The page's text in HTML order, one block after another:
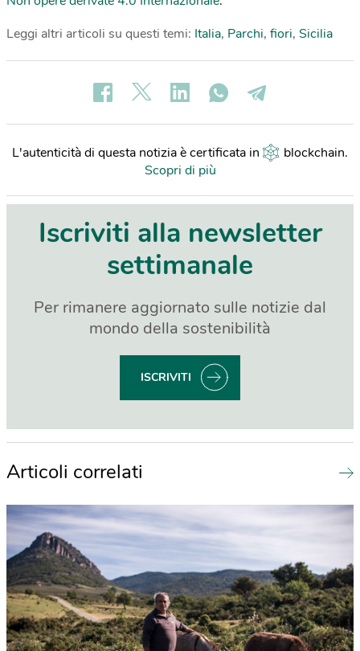
Leggi altri articoli su questi temi: Italia, Parchi, fiori, Sicilia
L'autenticità di questa notizia è certificata in blockchain.
Scopri di più
Iscriviti alla newsletter
settimanale
Per rimanere aggiornato sulle notizie dal
mondo della sostenibilità
ISCRIVITI
Articoli correlati